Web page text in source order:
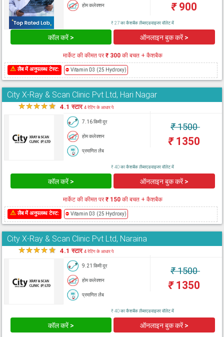
होम कलेक्शन ₹900
₹ 27 का कैशबैक लैब्सएडवाइजर वॉलेट में
कॉल करें > ऑनलाइन बुक करें >
मार्केट की कीमत पर₹ 300की बचत + कैशबैक
⚠लैब में अनुपलब्ध टेस्ट: ⛔ Vitamin D3 (25 Hydroxy)
City X-Ray & Scan Clinic Pvt Ltd, Hari Nagar
★★★★★ 4.1 स्टार4 रेटिंग के आधार पे
7.16 किमी दूर
होम कलेक्शन
प्रमाणित लैब
₹1500
₹1350
₹ 40 का कैशबैक लैब्सएडवाइजर वॉलेट में
कॉल करें > ऑनलाइन बुक करें >
मार्केट की कीमत पर₹ 150की बचत + कैशबैक
⚠लैब में अनुपलब्ध टेस्ट: ⛔ Vitamin D3 (25 Hydroxy)
City X-Ray & Scan Clinic Pvt Ltd, Naraina
★★★★★ 4.1 स्टार4 रेटिंग के आधार पे
9.21 किमी दूर
होम कलेक्शन
प्रमाणित लैब
₹1500
₹1350
₹ 40 का कैशबैक लैब्सएडवाइजर वॉलेट में
कॉल करें > ऑनलाइन बुक करें >